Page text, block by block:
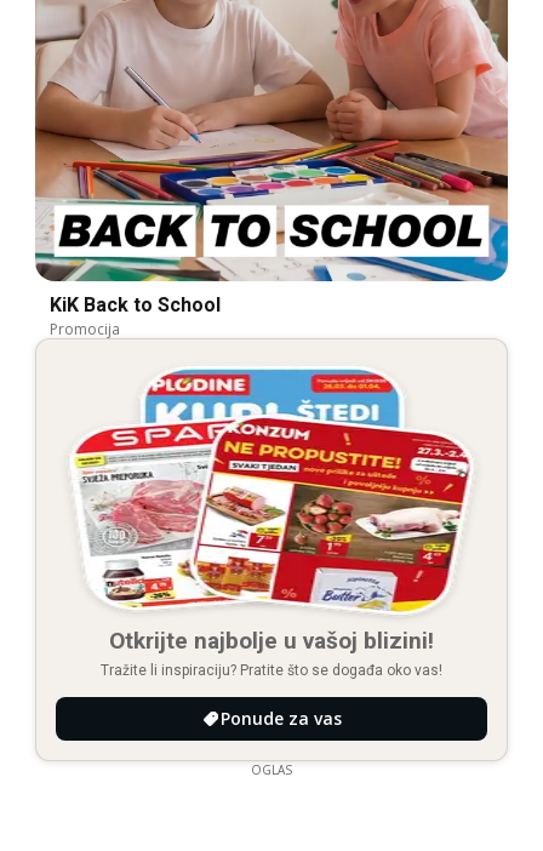
KiK Back to School
Promocija
Otkrijte najbolje u vašoj blizini!
Tražite li inspiraciju? Pratite što se događa oko vas!
Ponude za vas
OGLAS